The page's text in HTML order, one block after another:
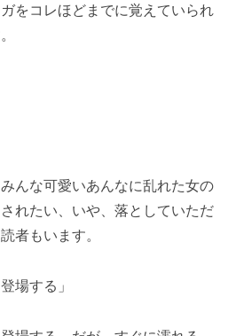
をコレほどまでに覚えていられ
んな可愛いあんなに乱れた女の
れたい、いや、落としていただ
者もいます。
場する」